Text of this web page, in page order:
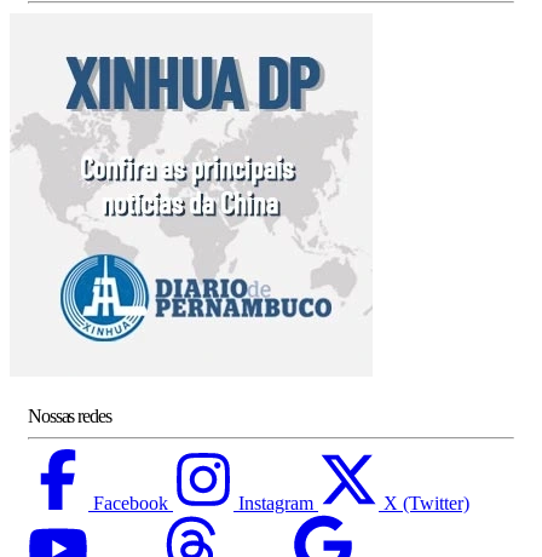
Nossas redes
Facebook Instagram X (Twitter)